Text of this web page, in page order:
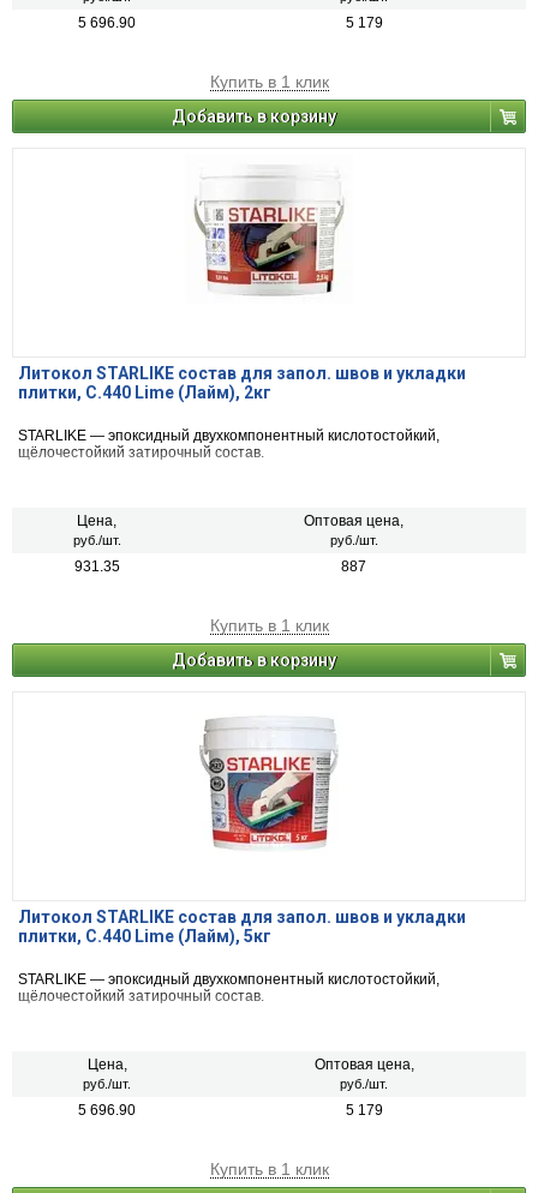
5 696.90 5 179
Купить в 1 клик
Добавить в корзину
Литокол STARLIKE состав для запол. швов и укладки
плитки, С.440 Lime (Лайм), 2кг
STARLIKE — эпоксидный двухкомпонентный кислотостойкий,
щёлочестойкий затирочный состав.
Цена,
руб./шт.
Оптовая цена,
руб./шт.
931.35 887
Купить в 1 клик
Добавить в корзину
Литокол STARLIKE состав для запол. швов и укладки
плитки, С.440 Lime (Лайм), 5кг
STARLIKE — эпоксидный двухкомпонентный кислотостойкий,
щёлочестойкий затирочный состав.
Цена,
руб./шт.
Оптовая цена,
руб./шт.
5 696.90 5 179
Купить в 1 клик